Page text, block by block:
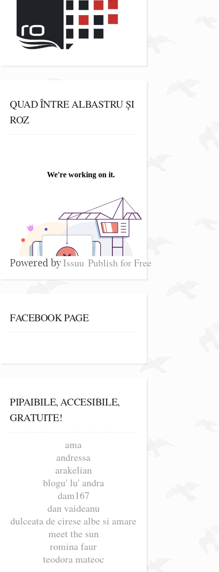
QUAD ÎNTRE ALBASTRU ȘI
ROZ
Powered byIssuu Publish for Free
FACEBOOK PAGE
PIPAIBILE, ACCESIBILE,
GRATUITE!
ama
andressa
arakelian
blogu' lu' andra
dam167
dan vaideanu
dulceata de cirese albe si amare
meet the sun
romina faur
teodora mateoc